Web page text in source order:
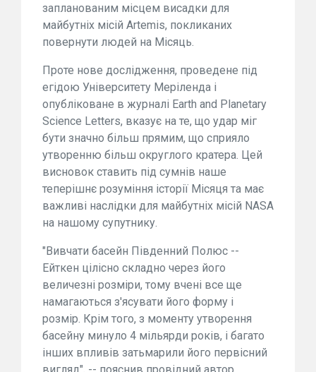
запланованим місцем висадки для
майбутніх місій Artemis, покликаних
повернути людей на Місяць.
Проте нове дослідження, проведене під
егідою Університету Меріленда і
опубліковане в журналі Earth and Planetary
Science Letters, вказує на те, що удар міг
бути значно більш прямим, що сприяло
утворенню більш округлого кратера. Цей
висновок ставить під сумнів наше
теперішнє розуміння історії Місяця та має
важливі наслідки для майбутніх місій NASA
на нашому супутнику.
"Вивчати басейн Південний Полюс --
Ейткен цілісно складно через його
величезні розміри, тому вчені все ще
намагаються з'ясувати його форму і
розмір. Крім того, з моменту утворення
басейну минуло 4 мільярди років, і багато
інших впливів затьмарили його первісний
вигляд", -- пояснив провідний автор